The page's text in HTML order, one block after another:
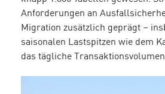
Anforderungen an
Migration zusätzlich geprägt –
saisonalen Lastspitzen wie dem
das tägliche